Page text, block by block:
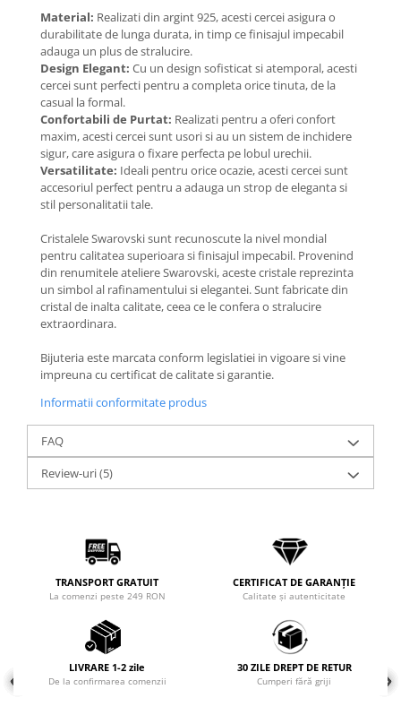
BRĂȚĂRI
BRĂȚĂRI CU ȘNUR REGLABIL
Brățări din Aur cu șnur reglabil
Brățări din Argint cu șnur reglabil
BRĂȚĂRI CU PIETRE SEMIPREȚIOASE
Brățări din Aur cu pietre
semiprețioase
Brățări din Argint cu pietre
semiprețioase
Brățări elastice cu pietre
semiprețioase
BRĂȚĂRI DE PICIOR
Brățări de picior din Aur
Brățări de picior din Argint
COLIERE
Coliere cu mărgele colorate și
Argint
Coliere cu pietre semiprețioase
Material: Realizati din argint 925, acesti cercei asigura o
durabilitate de lunga durata, in timp ce finisajul impecabil
adauga un plus de stralucire.
Design Elegant: Cu un design sofisticat si atemporal, acesti
cercei sunt perfecti pentru a completa orice tinuta, de la
casual la formal.
Confortabili de Purtat: Realizati pentru a oferi confort
maxim, acesti cercei sunt usori si au un sistem de inchidere
sigur, care asigura o fixare perfecta pe lobul urechii.
Versatilitate: Ideali pentru orice ocazie, acesti cercei sunt
accesoriul perfect pentru a adauga un strop de eleganta si
stil personalitatii tale.
Cristalele Swarovski sunt recunoscute la nivel mondial
pentru calitatea superioara si finisajul impecabil. Provenind
din renumitele ateliere Swarovski, aceste cristale reprezinta
un simbol al rafinamentului si elegantei. Sunt fabricate din
cristal de inalta calitate, ceea ce le confera o stralucire
extraordinara.
Bijuteria este marcata conform legislatiei in vigoare si vine
impreuna cu certificat de calitate si garantie.
Informatii conformitate produs
FAQ
Review-uri(5)
TRANSPORT GRATUIT
La comenzi peste 249 RON
CERTIFICAT DE GARANȚIE
Calitate și autenticitate
LIVRARE 1-2 zile
De la confirmarea comenzii
30 ZILE DREPT DE RETUR
Cumperi fără griji